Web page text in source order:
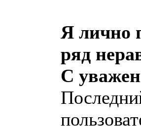
Я лично
ряд
С